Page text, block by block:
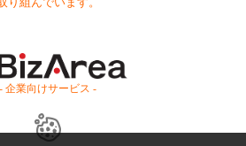
- 企業向けサービス -